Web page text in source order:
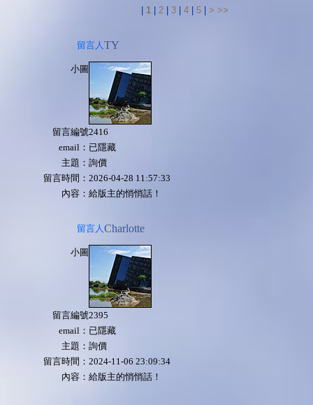
1 2 3 4 5 > >>
留言人TY
小圖
留言編號2416
email： 已隱藏
主題： 詢價
留言時間： 2026-04-28 11:57:33
內容： 給版主的悄悄話！
留言人Charlotte
小圖
留言編號2395
email： 已隱藏
主題： 詢價
留言時間： 2024-11-06 23:09:34
內容： 給版主的悄悄話！